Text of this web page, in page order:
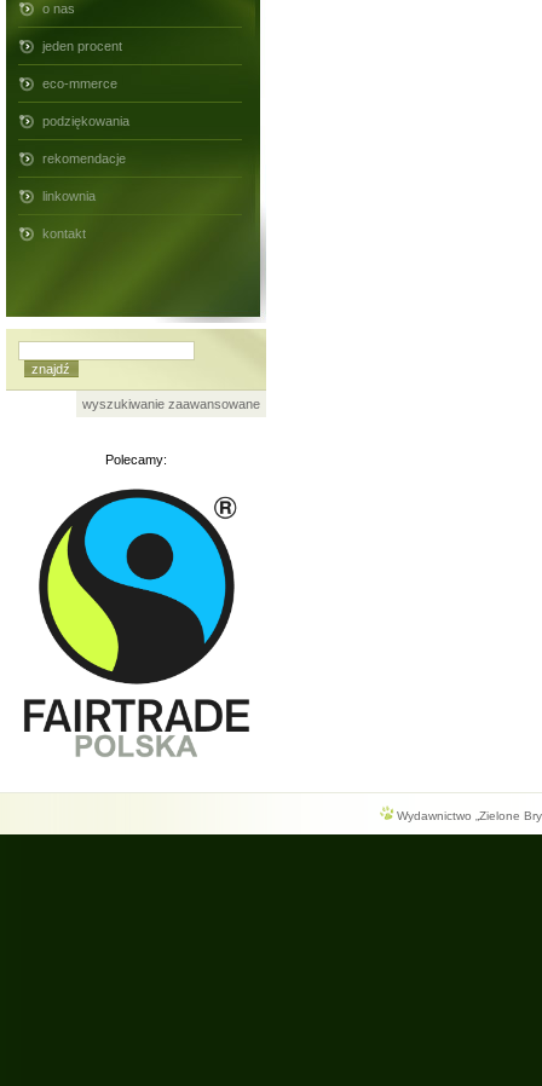
o nas
jeden procent
eco-mmerce
podziękowania
rekomendacje
linkownia
kontakt
wyszukiwanie zaawansowane
Polecamy:
Wydawnictwo „Zielone